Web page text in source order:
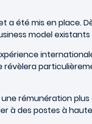
a été mis en place.
model
rémunération
à des postes à